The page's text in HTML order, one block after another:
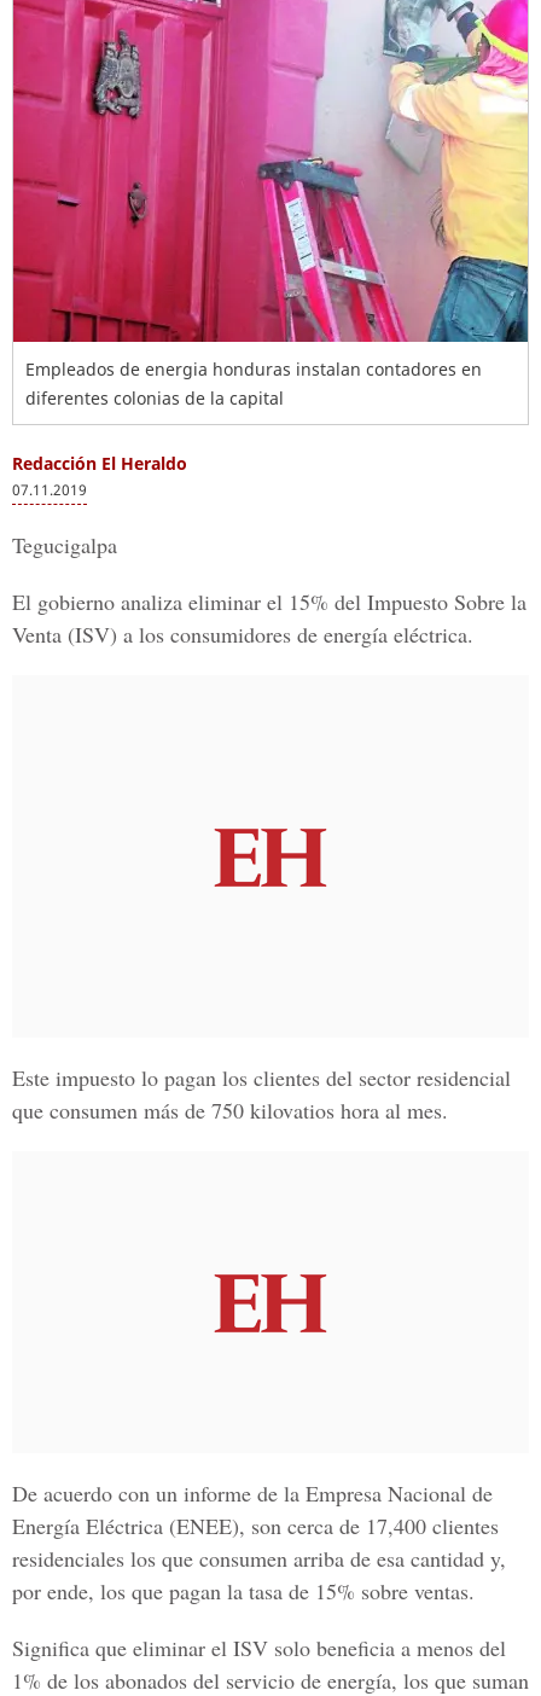
Empleados de energia honduras instalan contadores en
diferentes colonias de la capital
Redacción El Heraldo
07.11.2019
Tegucigalpa
El gobierno analiza eliminar el 15% del Impuesto Sobre la
Venta (ISV) a los consumidores de energía eléctrica.
Este impuesto lo pagan los clientes del sector residencial
que consumen más de 750 kilovatios hora al mes.
De acuerdo con un informe de la Empresa Nacional de
Energía Eléctrica (ENEE), son cerca de 17,400 clientes
residenciales los que consumen arriba de esa cantidad y,
por ende, los que pagan la tasa de 15% sobre ventas.
Significa que eliminar el ISV solo beneficia a menos del
1% de los abonados del servicio de energía, los que suman